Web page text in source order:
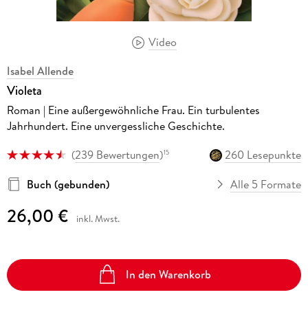
Video
Isabel Allende
Violeta
Roman | Eine außergewöhnliche Frau. Ein turbulentes
Jahrhundert. Eine unvergessliche Geschichte.
(239 Bewertungen)15
260 Lesepunkte
Buch (gebunden)
Alle 5 Formate
26,00 € inkl. Mwst.
In den Warenkorb